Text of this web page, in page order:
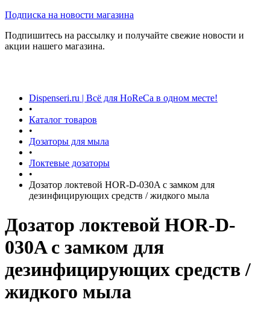
Подписка на новости магазина
Подпишитесь на рассылку и получайте свежие новости и
акции нашего магазина.
Dispenseri.ru | Всё для HoReCa в одном месте!
•
Каталог товаров
•
Дозаторы для мыла
•
Локтевые дозаторы
•
Дозатор локтевой HOR-D-030A с замком для
дезинфицирующих средств / жидкого мыла
Дозатор локтевой HOR-D-
030A с замком для
дезинфицирующих средств /
жидкого мыла